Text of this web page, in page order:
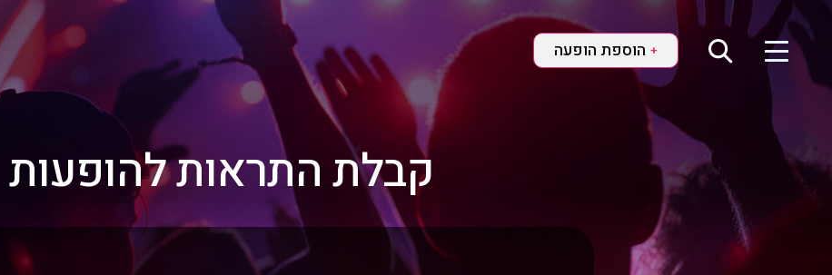
+ הוספת הופעה
קבלת התראות להופעות